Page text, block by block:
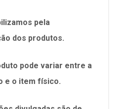
pela
dos produtos.
pode variar entre a
e o item físico.